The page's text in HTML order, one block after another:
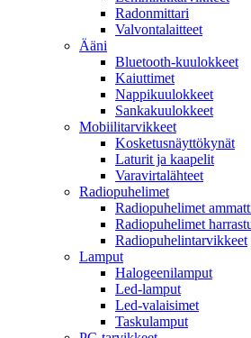
Radonmittari
Valvontalaitteet
Ääni
Bluetooth-kuulokkeet
Kaiuttimet
Nappikuulokkeet
Sankakuulokkeet
Mobiilitarvikkeet
Kosketusnäyttökynät
Laturit ja kaapelit
Varavirtalähteet
Radiopuhelimet
Radiopuhelimet
Radiopuhelimet
Radiopuhelintarvikkeet
Lamput
Halogeenilamput
Led-lamput
Led-valaisimet
Taskulamput